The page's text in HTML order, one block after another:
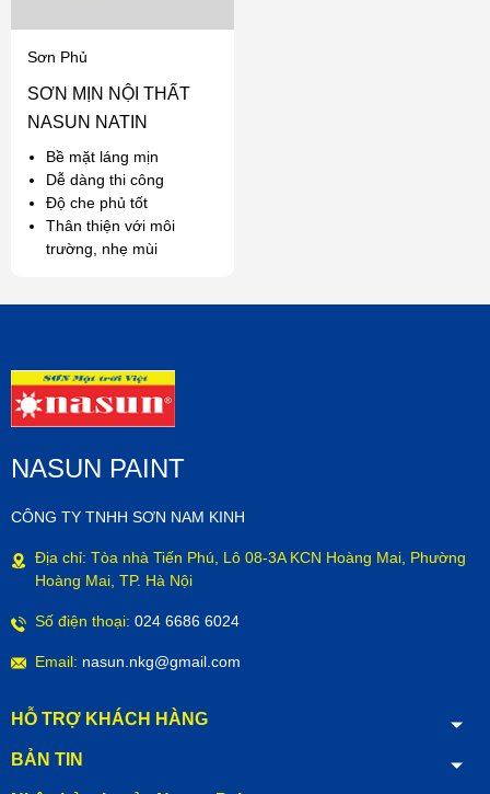
Sơn Phủ
SƠN MỊN NỘI THẤT
NASUN NATIN
Bề mặt láng mịn
Dễ dàng thi công
Độ che phủ tốt
Thân thiện với môi
trường, nhẹ mùi
NASUN PAINT
CÔNG TY TNHH SƠN NAM KINH
Địa chỉ: Tòa nhà Tiến Phú, Lô 08-3A KCN Hoàng Mai, Phường
Hoàng Mai, TP. Hà Nội
Số điện thoại: 024 6686 6024
Email: nasun.nkg@gmail.com
HỖ TRỢ KHÁCH HÀNG
BẢN TIN